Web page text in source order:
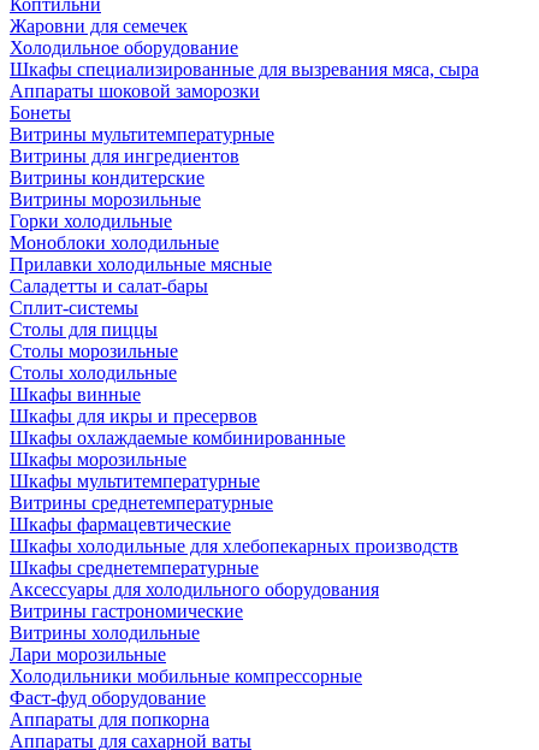
Коптильни
Жаровни для семечек
Холодильное оборудование
Шкафы специализированные для вызревания мяса, сыра
Аппараты шоковой заморозки
Бонеты
Витрины мультитемпературные
Витрины для ингредиентов
Витрины кондитерские
Витрины морозильные
Горки холодильные
Моноблоки холодильные
Прилавки холодильные мясные
Саладетты и салат-бары
Сплит-системы
Столы для пиццы
Столы морозильные
Столы холодильные
Шкафы винные
Шкафы для икры и пресервов
Шкафы охлаждаемые комбинированные
Шкафы морозильные
Шкафы мультитемпературные
Витрины среднетемпературные
Шкафы фармацевтические
Шкафы холодильные для хлебопекарных производств
Шкафы среднетемпературные
Аксессуары для холодильного оборудования
Витрины гастрономические
Витрины холодильные
Лари морозильные
Холодильники мобильные компрессорные
Фаст-фуд оборудование
Аппараты для попкорна
Аппараты для сахарной ваты